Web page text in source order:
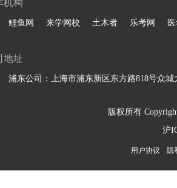
机构
鲤鱼网 来学网校 土木者 乐考网
地址
浦东公司：上海市浦东新区东方路818号众城
版权所有
沪
用户协议 隐